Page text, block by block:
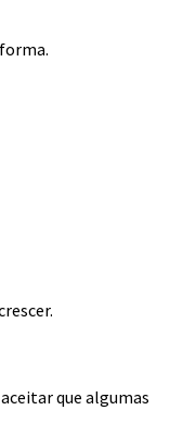
que algumas